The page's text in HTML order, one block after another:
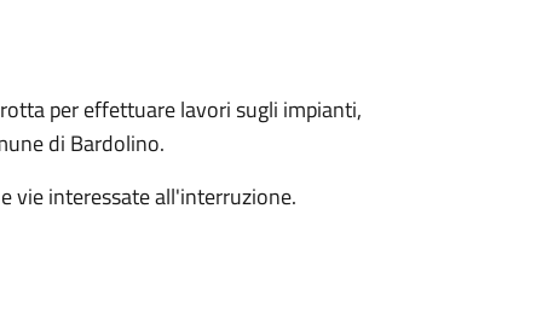
per effettuare lavori sugli impianti,
di Bardolino.
vie interessate all'interruzione.